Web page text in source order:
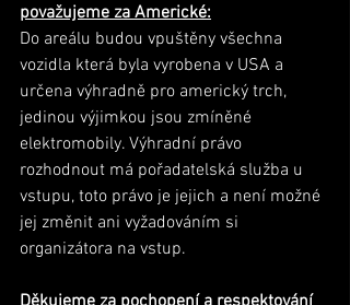
považujeme za Americké:
Do areálu budou vpuštěny všechna
vozidla která byla vyrobena v USA a
určena výhradně pro americký trch,
jedinou výjimkou jsou zmíněné
elektromobily. Výhradní právo
rozhodnout má pořadatelská služba u
vstupu, toto právo je jejich a není možné
jej změnit ani vyžadováním si
organizátora na vstup.